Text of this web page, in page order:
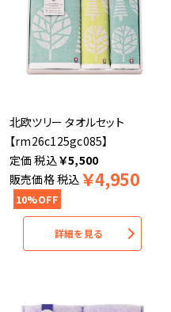
北欧ツリー タオルセット
【rm26c125gc085】
税込￥5,500
販売価格税込 ￥4,950
10%OFF
詳細を見る